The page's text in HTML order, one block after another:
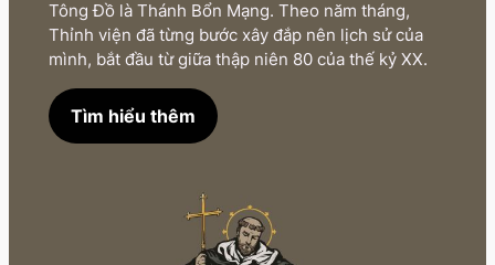
Tông Đồ là Thánh Bổn Mạng. Theo năm tháng,
Thỉnh viện đã từng bước xây đắp nên lịch sử của
mình, bắt đầu từ giữa thập niên 80 của thế kỷ XX.
Tìm hiểu thêm